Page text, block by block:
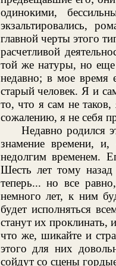
одинокими,
экзальтировались,
главной черты этого
расчетливой
той же натуры, но еще
недавно; в мое время
старый человек. Я и
то, что я сам не
сожалению, я не себя
Недавно родился
знамение времени,
недолгим временем.
Шесть лет тому
теперь... но все
немного лет, к ним
будет исполняться
станут их
что же, шикайте и
этого для них
сойдут со сцены